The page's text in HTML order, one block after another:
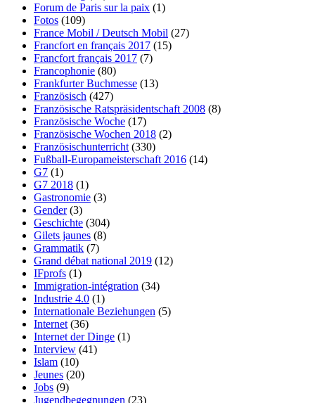
Forum de Paris sur la paix (1)
Fotos (109)
France Mobil / Deutsch Mobil (27)
Francfort en français 2017 (15)
Francfort français 2017 (7)
Francophonie (80)
Frankfurter Buchmesse (13)
Französisch (427)
Französische Ratspräsidentschaft 2008 (8)
Französische Woche (17)
Französische Wochen 2018 (2)
Französischunterricht (330)
Fußball-Europameisterschaft 2016 (14)
G7 (1)
G7 2018 (1)
Gastronomie (3)
Gender(3)
Geschichte (304)
Gilets jaunes (8)
Grammatik (7)
Grand débat national 2019 (12)
IFprofs (1)
Immigration-intégration (34)
Industrie 4.0 (1)
Internationale Beziehungen (5)
Internet (36)
Internet der Dinge (1)
Interview (41)
Islam (10)
Jeunes (20)
Jobs (9)
Jugendbegegnungen (23)